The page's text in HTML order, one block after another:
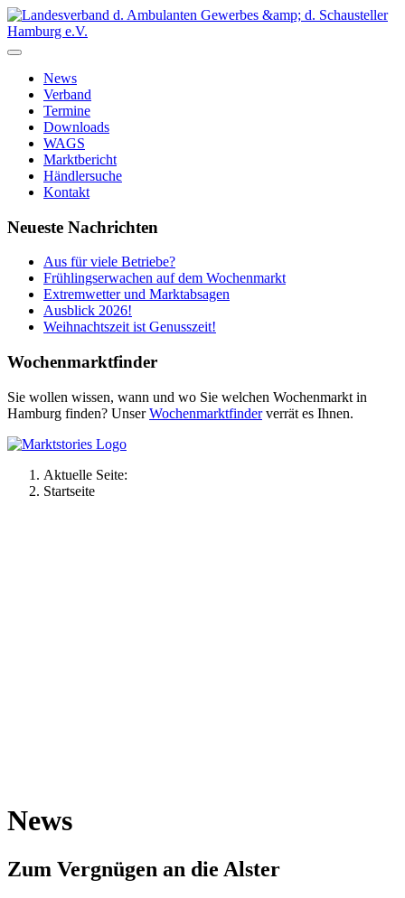
News
Verband
Termine
Downloads
WAGS
Marktbericht
Händlersuche
Kontakt
Neueste Nachrichten
Aus für viele Betriebe?
Frühlingserwachen auf dem Wochenmarkt
Extremwetter und Marktabsagen
Ausblick 2026!
Weihnachtszeit ist Genusszeit!
Wochenmarktfinder
Sie wollen wissen, wann und wo Sie welchen Wochenmarkt in
Hamburg finden? UnserWochenmarktfinderverrät es Ihnen.
Aktuelle Seite:
Startseite
News
Zum Vergnügen an die Alster